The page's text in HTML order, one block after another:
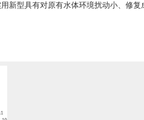
新型具有对原有水体环境扰动小、修